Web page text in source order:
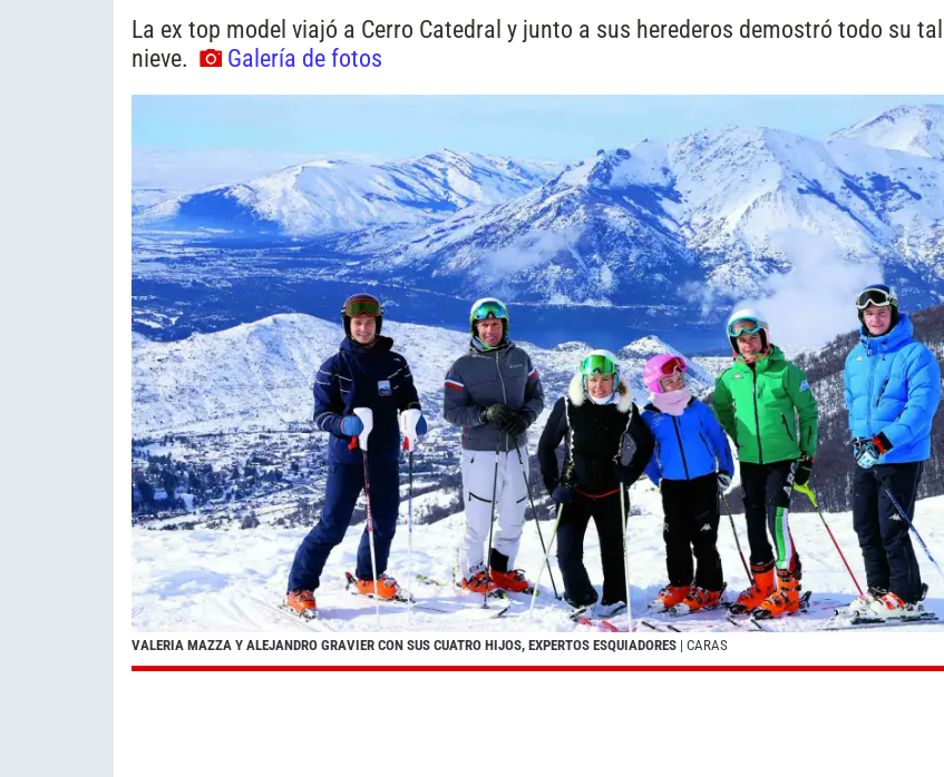
La ex top model viajó a Cerro Catedral y junto a sus herederos demostró todo su
nieve.
Galería de fotos
VALERIA MAZZA Y ALEJANDRO GRAVIER CON SUS CUATRO HIJOS, EXPERTOS ESQUIADORES | CARAS